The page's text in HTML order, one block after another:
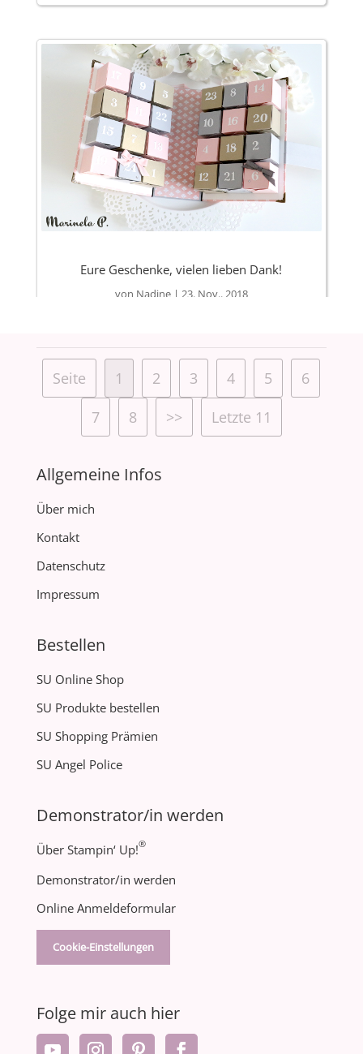
Eure Geschenke, vielen lieben Dank!
von Nadine| 23. Nov.. 2018
Seite 1 2 3 4 5
6
7
8 >> Letzte 11
Allgemeine Infos
Über mich
Kontakt
Datenschutz
Impressum
Bestellen
SU Online Shop
SU Produkte bestellen
SU Shopping Prämien
SU Angel Police
Demonstrator/in werden
Über Stampin‘ Up!®
Demonstrator/in werden
Online Anmeldeformular
Cookie-Einstellungen
Folge mir auch hier